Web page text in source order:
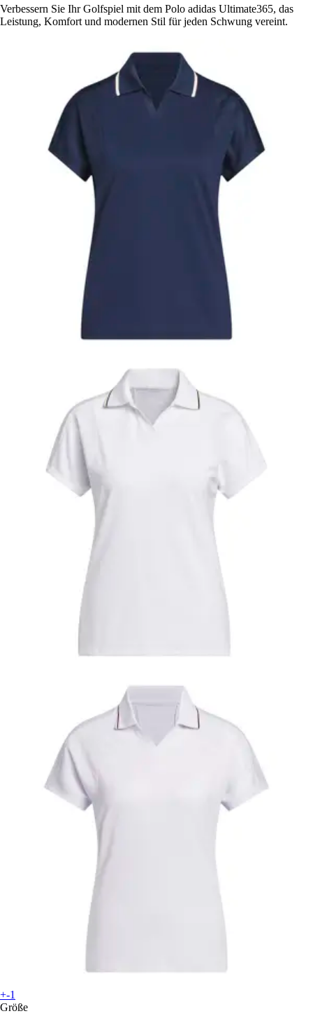
Verbessern Sie Ihr Golfspiel mit dem Polo adidas Ultimate365, das
Leistung, Komfort und modernen Stil für jeden Schwung vereint.
+-1
Größe